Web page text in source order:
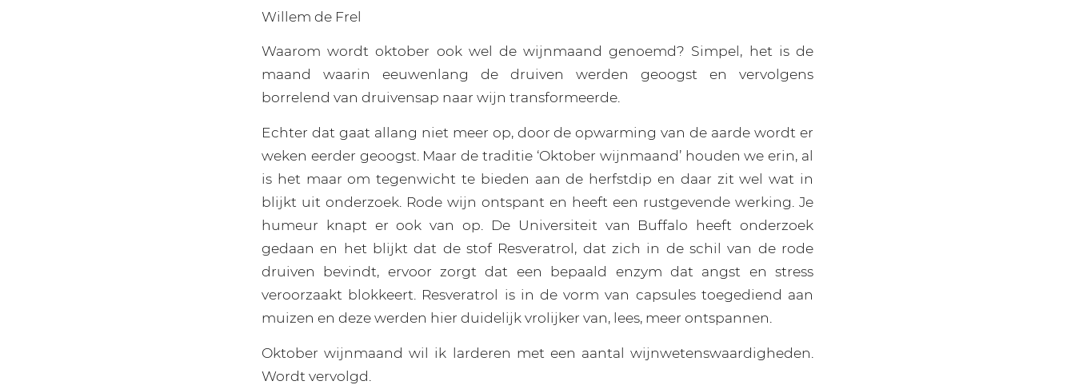
Willem de Frel
Waarom wordt oktober ook wel de wijnmaand genoemd? Simpel, het is de
maand waarin eeuwenlang de druiven werden geoogst en vervolgens
borrelend van druivensap naar wijn transformeerde.
Echter dat gaat allang niet meer op, door de opwarming van de aarde wordt er
weken eerder geoogst. Maar de traditie ‘Oktober wijnmaand’ houden we erin, al
is het maar om tegenwicht te bieden aan de herfstdip en daar zit wel wat in
blijkt uit onderzoek. Rode wijn ontspant en heeft een rustgevende werking. Je
humeur knapt er ook van op. De Universiteit van Buffalo heeft onderzoek
gedaan en het blijkt dat de stof Resveratrol, dat zich in de schil van de rode
druiven bevindt, ervoor zorgt dat een bepaald enzym dat angst en stress
veroorzaakt blokkeert. Resveratrol is in de vorm van capsules toegediend aan
muizen en deze werden hier duidelijk vrolijker van, lees, meer ontspannen.
Oktober wijnmaand wil ik larderen met een aantal wijnwetenswaardigheden.
Wordt vervolgd.